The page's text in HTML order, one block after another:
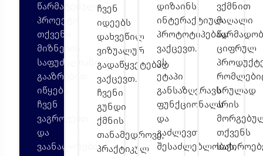
წარმატებული
პროექტი
თქვენი
მიზნების
საფუძვლიანი
გააზრებით
იწყება.
ჩვენ
ვაგროვებთ
და
ვაანალიზებთ
ჩვენ
იდეებს
დახვეწილ
ვიზუალურ
გადაწყვეტებად
ვაქცევთ.
ჩვენი
გუნდი
ქმნის
თანამედროვე,
პრაქტიკულ
დიზაინს
ინტერაქტიულ
პროტოტიპებად
ვაქცევთ.
ეს
ეტაპი
განსაზღვრავს
ფუნქციონალს
და
გაძლევთ
შესაძლებლობას,
ვქმნით
მაღალი
ციფრულ
სრულად
არის
თქვენს